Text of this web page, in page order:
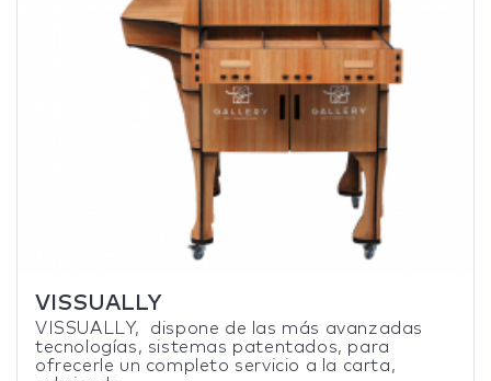
VISSUALLY
VISSUALLY, dispone de las más avanzadas
tecnologías, sistemas patentados, para
ofrecerle un completo servicio a la carta,